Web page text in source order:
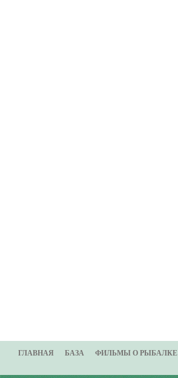
ГЛАВНАЯ БАЗА ФИЛЬМЫ О РЫБАЛКЕ